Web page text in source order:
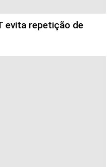
evita repetição de